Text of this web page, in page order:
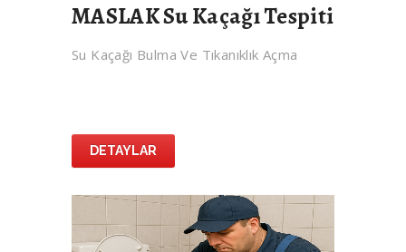
MASLAK Su Kaçağı Tespiti
Su Kaçağı Bulma Ve Tıkanıklık Açma
DETAYLAR